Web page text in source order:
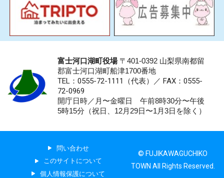
富士河口湖町役場〒401-0392 山梨県南都留
郡富士河口湖町船津1700番地
TEL：0555-72-1111 （代表）／ FAX：0555-
72-0969
開庁日時／月〜金曜日 午前8時30分〜午後
5時15分（祝日、12月29日〜1月3日を除く）
問い合わせ
このサイトについて
個人情報保護について
© FUJIKAWAGUCHIKO
TOWN All Rights Reserved.